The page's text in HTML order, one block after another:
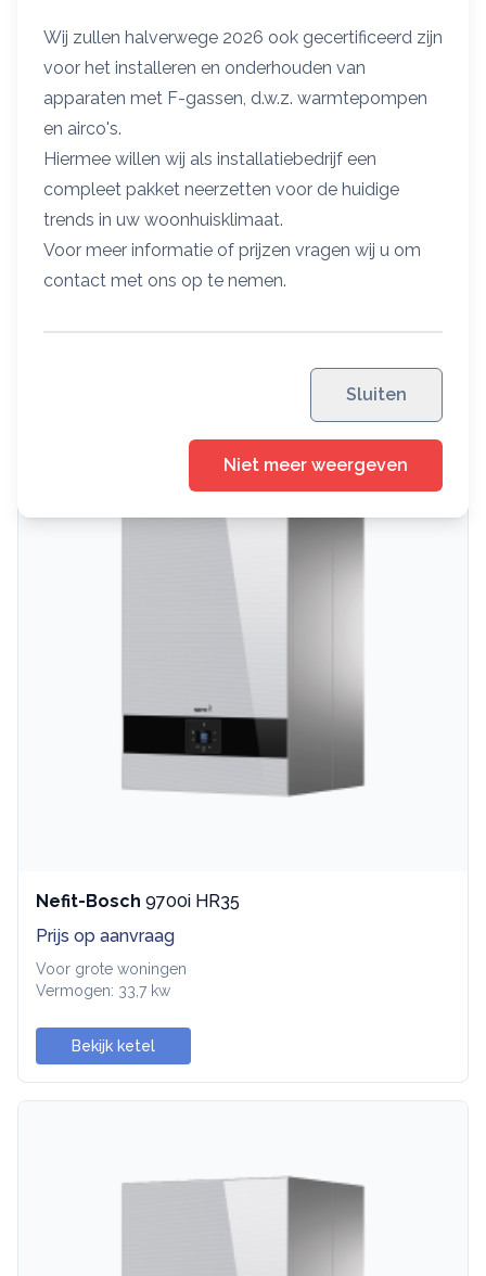
Wij zullen halverwege 2026 ook gecertificeerd zijn
voor het installeren en onderhouden van
apparaten met F-gassen, d.w.z. warmtepompen
en airco's.
Hiermee willen wij als installatiebedrijf een
compleet pakket neerzetten voor de huidige
trends in uw woonhuisklimaat.
Voor meer informatie of prijzen vragen wij u om
contact met ons op te nemen.
Sluiten
Niet meer weergeven
Nefit-Bosch 9700i HR25
Prijs op aanvraag
Voor grote woningen
Nefit-Bosch 9700i HR35
Prijs op aanvraag
Voor grote woningen
Vermogen: 33,7 kw
Bekijk ketel